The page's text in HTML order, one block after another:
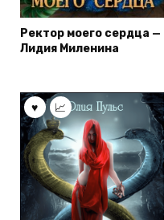
Ректор моего сердца —
Лидия Миленина